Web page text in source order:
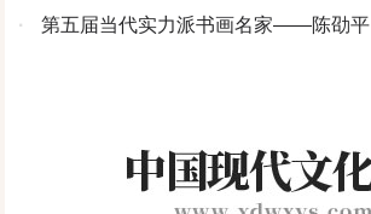
·
第五届当代实力派书画名家——陈劭平